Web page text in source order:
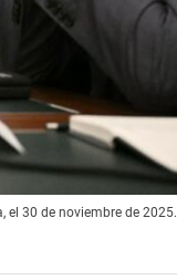
el 30 de noviembre de 2025.